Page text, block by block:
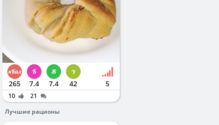
265 7.4 7.4 42 5
10
21
Лучшие рационы